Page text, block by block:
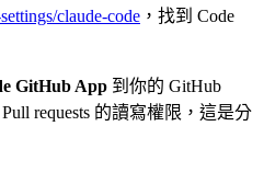
claude-code ，找到 Code
GitHub App 到你的 GitHub
requests 的讀寫權限，這是分